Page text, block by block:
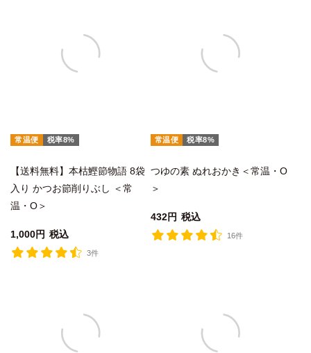
常温便 税率8%
【送料無料】本枯鰹節物語 8袋
入り かつお節削りぶし ＜常
温・O＞
1,000 税込
3件
常温便 税率8%
つゆの素 ぬれおかき＜常温・O
＞
432 税込
16件